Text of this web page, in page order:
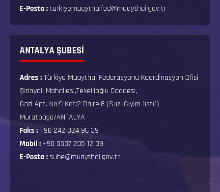
E-Posta :turkiyemuaythaifed@muaythai.gov.tr
ANTALYA ŞUBESİ
Adres :Türkiye Muaythai Federasyonu Koordinasyon Ofisi
Şirinyalı Mahallesi,Tekellioğlu Caddesi,
Gazi Apt. No:9 Kat:2 Daire:8 (Suzi Giyim üstü)
Muratpaşa/ANTALYA
Faks : +90 242 324 96 39
Mobil : +90 0507 205 12 09
E-Posta :sube@muaythai.gov.tr